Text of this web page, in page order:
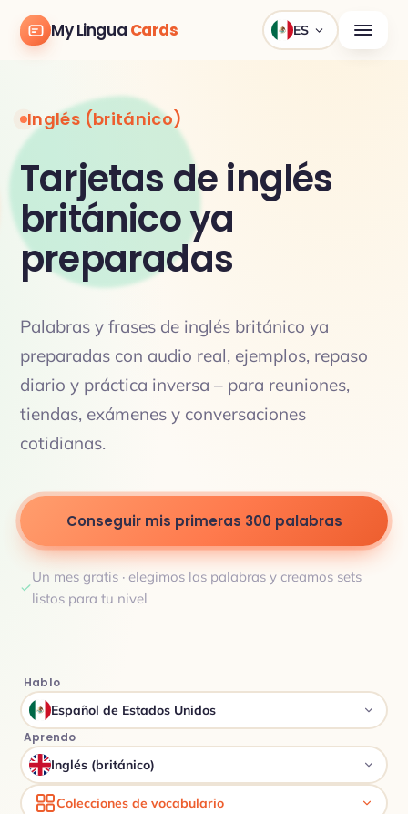
My Lingua Cards ES
Inglés (británico)
Tarjetas de inglés
británico ya
preparadas
Palabras y frases de inglés británico ya
preparadas con audio real, ejemplos, repaso
diario y práctica inversa – para reuniones,
tiendas, exámenes y conversaciones
cotidianas.
Conseguir mis primeras 300 palabras
Un mes gratis · elegimos las palabras y creamos sets
listos para tu nivel
Hablo
Español de Estados Unidos
Aprendo
Inglés (británico)
Colecciones de vocabulario